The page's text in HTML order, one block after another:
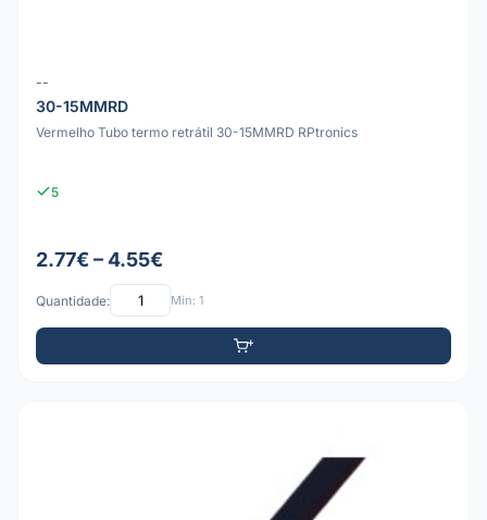
--
30-15MMRD
Vermelho Tubo termo retrátil 30-15MMRD RPtronics
5
2.77€ – 4.55€
Quantidade: Mín: 1